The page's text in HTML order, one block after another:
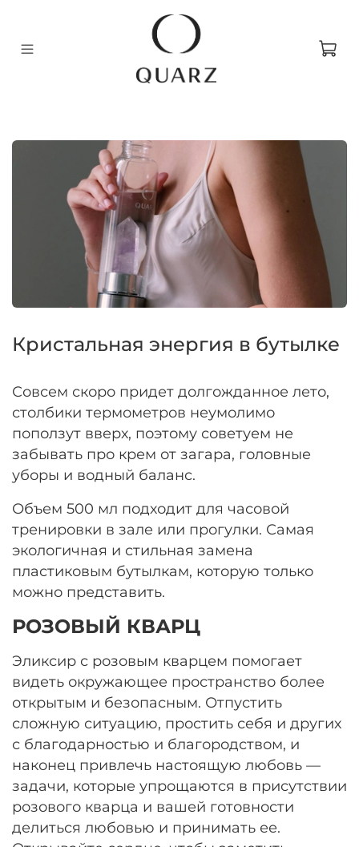
Кристальная энергия в бутылке
Совсем скоро придет долгожданное лето,
столбики термометров неумолимо
поползут вверх, поэтому советуем не
забывать про крем от загара, головные
уборы и водный баланс.
Объем 500 мл подходит для часовой
тренировки в зале или прогулки. Самая
экологичная и стильная замена
пластиковым бутылкам, которую только
можно представить.
РОЗОВЫЙ КВАРЦ
Эликсир с розовым кварцем помогает
видеть окружающее пространство более
открытым и безопасным. Отпустить
сложную ситуацию, простить себя и других
с благодарностью и благородством, и
наконец привлечь настоящую любовь —
задачи, которые упрощаются в присутствии
розового кварца и вашей готовности
делиться любовью и принимать ее.